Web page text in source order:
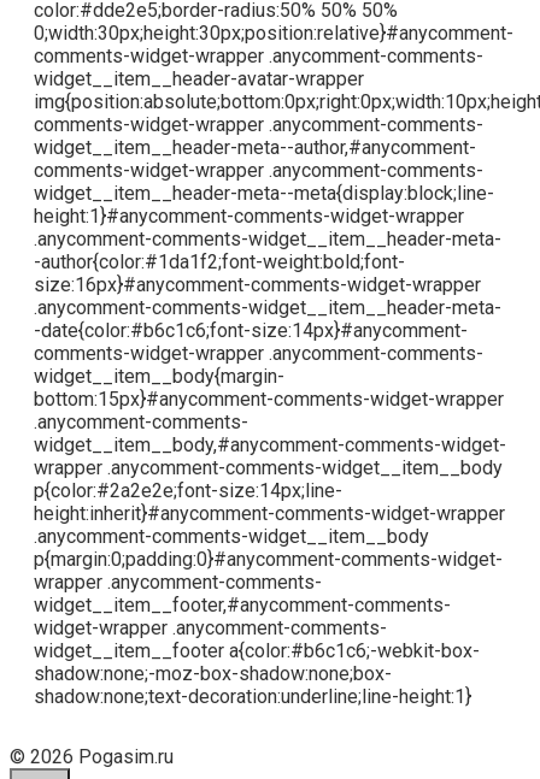
color:#dde2e5;border-radius:50% 50% 50%
0;width:30px;height:30px;position:relative}#anycomment-
comments-widget-wrapper .anycomment-comments-
widget__item__header-avatar-wrapper
comments-widget-wrapper .anycomment-comments-
widget__item__header-meta--author,#anycomment-
comments-widget-wrapper .anycomment-comments-
widget__item__header-meta--meta{display:block;line-
height:1}#anycomment-comments-widget-wrapper
.anycomment-comments-widget__item__header-meta-
-author{color:#1da1f2;font-weight:bold;font-
size:16px}#anycomment-comments-widget-wrapper
.anycomment-comments-widget__item__header-meta-
-date{color:#b6c1c6;font-size:14px}#anycomment-
comments-widget-wrapper .anycomment-comments-
widget__item__body{margin-
bottom:15px}#anycomment-comments-widget-wrapper
.anycomment-comments-
widget__item__body,#anycomment-comments-widget-
wrapper .anycomment-comments-widget__item__body
p{color:#2a2e2e;font-size:14px;line-
height:inherit}#anycomment-comments-widget-wrapper
.anycomment-comments-widget__item__body
p{margin:0;padding:0}#anycomment-comments-widget-
wrapper .anycomment-comments-
widget__item__footer,#anycomment-comments-
widget-wrapper .anycomment-comments-
widget__item__footer a{color:#b6c1c6;-webkit-box-
shadow:none;-moz-box-shadow:none;box-
shadow:none;text-decoration:underline;line-height:1}
© 2026 Pogasim.ru